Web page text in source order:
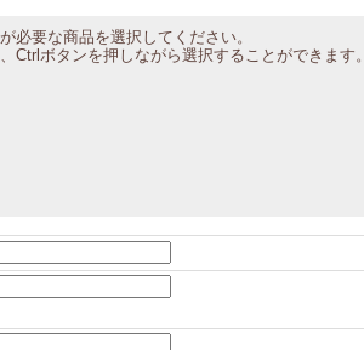
必要な商品を選択してください。
Ctrlボタンを押しながら選択することができます。